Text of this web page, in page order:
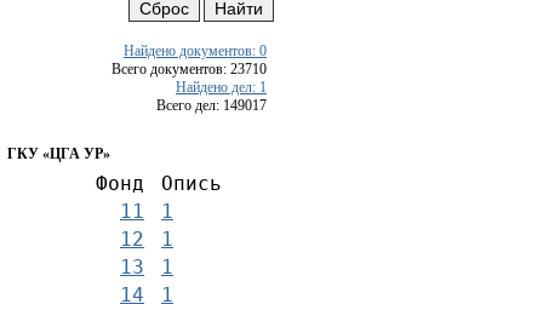
Найдено документов: 0
Всего документов: 23710
Найдено дел: 1
Всего дел: 149017
ГКУ «ЦГА УР»
Фонд
Опись
11
1
12
1
13
1
14
1